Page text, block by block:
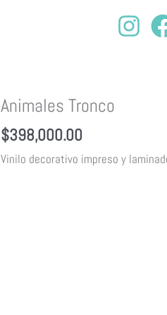
Animales Tronco
$398,000.00
Vinilo decorativo impreso y